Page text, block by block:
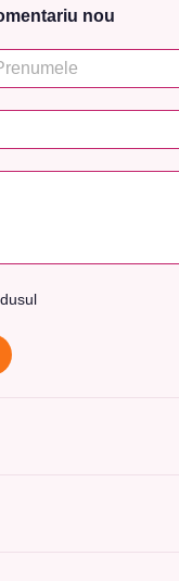
nou